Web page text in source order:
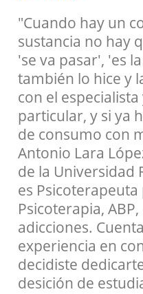
"Cuando hay un
sustancia no hay
'se va pasar', 'es
también lo hice y
con el
particular, y si ya
de consumo con
Antonio Lara
de la Universidad
es
Psicoterapia,
adicciones.
experiencia en
decidiste
desición de